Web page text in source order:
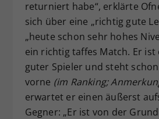
returniert habe“, erklärte
sich über eine „richtig gute
„heute schon sehr hohes
ein richtig taffes Match. Er ist
guter Spieler und steht
vorne (im Ranking;
erwartet er einen äußerst
Gegner: „Er ist von der